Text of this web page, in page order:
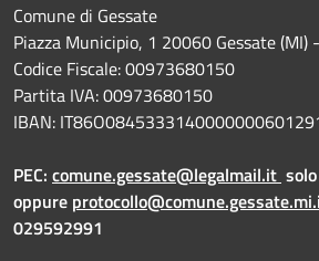
Comune di Gessate
Piazza Municipio, 1 20060 Gessate
Codice Fiscale: 00973680150
Partita IVA: 00973680150
IBAN:
PEC: comune.gessate@legalmail.it
oppure
029592991